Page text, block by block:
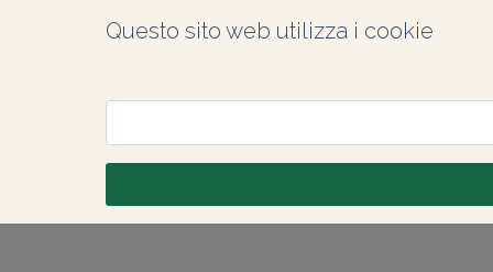
Questo sito web utilizza i cookie